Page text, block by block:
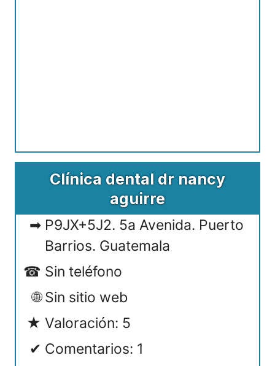
Clínica dental dr nancy
aguirre
P9JX+5J2. 5a Avenida. Puerto
Barrios. Guatemala
Sin teléfono
Sin sitio web
Valoración: 5
Comentarios: 1